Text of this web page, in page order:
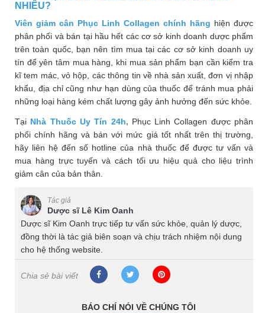
NHIÊU?
Viên giảm cân Phục Linh Collagen chính hãng hiện được
phân phối và bán tại hầu hết các cơ sở kinh doanh dược phẩm
trên toàn quốc, bạn nên tìm mua tại các cơ sở kinh doanh uy
tín để yên tâm mua hàng, khi mua sản phẩm bạn cần kiểm tra
kĩ tem mác, vỏ hộp, các thông tin về nhà sản xuất, đơn vị nhập
khẩu, địa chỉ cũng như hạn dùng của thuốc để tránh mua phải
những loại hàng kém chất lượng gây ảnh hưởng đến sức khỏe.
Tại Nhà Thuốc Uy Tín 24h, Phục Linh Collagen được phân
phối chính hãng và bán với mức giá tốt nhất trên thị trường,
hãy liên hệ đến số hotline của nhà thuốc để được tư vấn và
mua hàng trực tuyến và cách tối ưu hiệu quả cho liệu trình
giảm cân của bản thân.
Tác giả
Dược sĩ Lê Kim Oanh
Dược sĩ Kim Oanh trực tiếp tư vấn sức khỏe, quản lý dược,
đồng thời là tác giả biên soạn và chịu trách nhiệm nội dung
cho hệ thống website.
Chia sẻ bài viết
BÁO CHÍ NÓI VỀ CHÚNG TÔI